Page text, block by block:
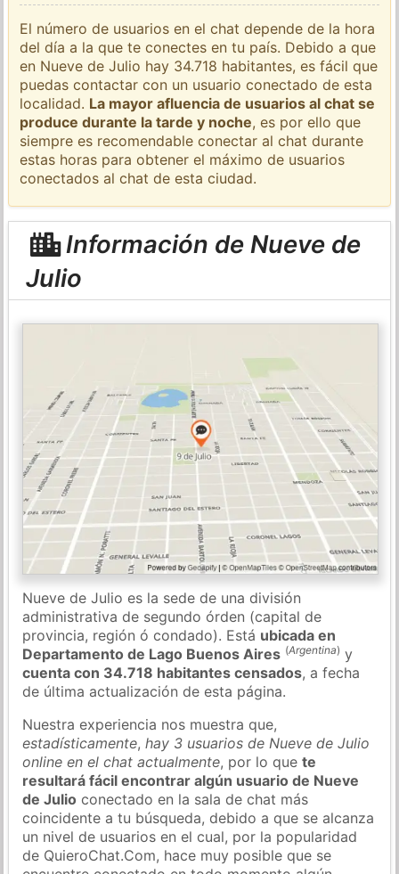
El número de usuarios en el chat depende de la hora
del día a la que te conectes en tu país. Debido a que
en Nueve de Julio hay 34.718 habitantes, es fácil que
puedas contactar con un usuario conectado de esta
localidad. La mayor afluencia de usuarios al chat se
produce durante la tarde y noche, es por ello que
siempre es recomendable conectar al chat durante
estas horas para obtener el máximo de usuarios
conectados al chat de esta ciudad.
Información de Nueve de
Julio
Nueve de Julio es la sede de una división
administrativa de segundo órden (capital de
provincia, región ó condado). Está ubicada en
Departamento de Lago Buenos Aires (Argentina) y
cuenta con 34.718 habitantes censados, a fecha
de última actualización de esta página.
Nuestra experiencia nos muestra que,
estadísticamente,hay 3 usuarios de Nueve de Julio
online en el chat actualmente, por lo quete
resultará fácil encontrar algún usuario de Nueve
de Julio conectado en la sala de chat más
coincidente a tu búsqueda, debido a que se alcanza
un nivel de usuarios en el cual, por la popularidad
de QuieroChat.Com, hace muy posible que se